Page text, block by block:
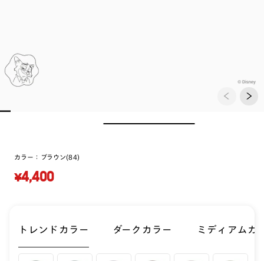
カラー： ブラウン(84)
¥4,400
トレンドカラー ダークカラー ミディアムカ